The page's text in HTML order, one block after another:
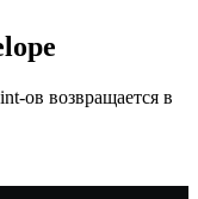
ов возвращается в